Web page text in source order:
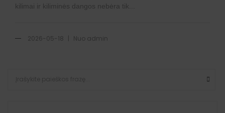
kilimai ir kiliminės dangos nebėra tik...
2026-05-18 Nuo admin